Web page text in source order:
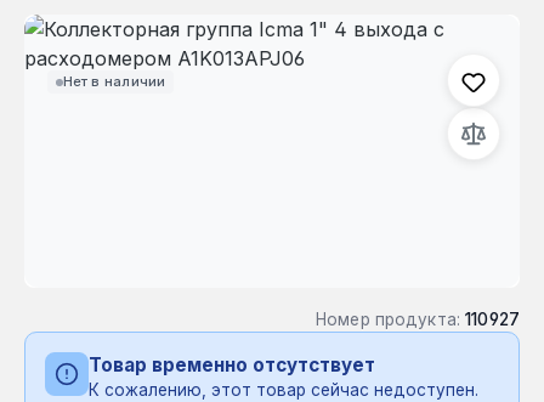
Нет в наличии
Пропустить галерею изображений
Номер продукта: 110927
Товар временно отсутствует
К сожалению, этот товар сейчас недоступен.